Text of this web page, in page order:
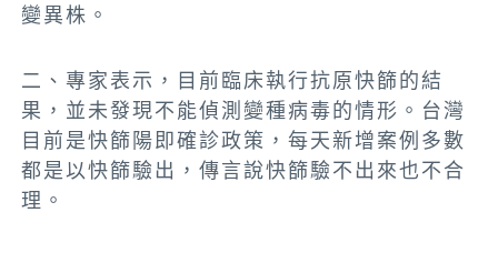
變異株。
二、專家表示，目前臨床執行抗原快篩的結
果，並未發現不能偵測變種病毒的情形。台灣
目前是快篩陽即確診政策，每天新增案例多數
都是以快篩驗出，傳言說快篩驗不出來也不合
理。